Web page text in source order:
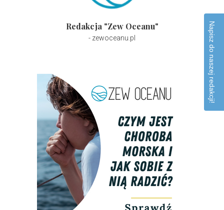
Redakcja "Zew Oceanu"
- zewoceanu.pl Napisz do naszej redakcji!